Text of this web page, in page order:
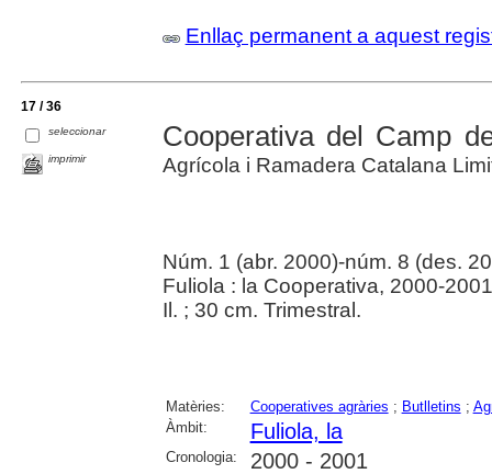
Enllaç permanent a aquest
17 / 36
seleccionar
imprimir
Cooperativa del Camp
Agrícola i Ramadera Catalana
Núm. 1 (abr. 2000)-núm. 8 (des.
Fuliola : la Cooperativa, 2000-2001
Il. ; 30 cm. Trimestral.
Matèries: Cooperatives agràries ; Butlletins ;
Àmbit:
Fuliola, la
Cronologia: 2000 - 2001